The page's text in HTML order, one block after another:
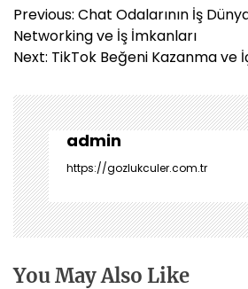
Y
a
z
g
e
z
i
n
m
e
i
Previous: Chat Odalarının İş
Networking ve İş İmkanları
Next: TikTok Beğeni Kazanma ve
admin
https://gozlukculer.com.tr
You May Also Like